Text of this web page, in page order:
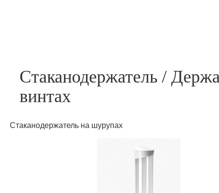
Стаканодержатель /
винтах
Стаканодержатель на шурупах